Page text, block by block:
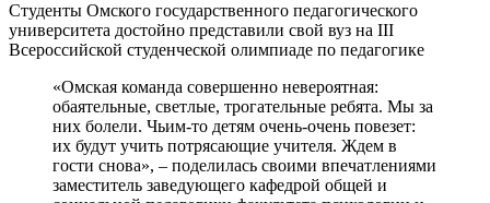
Студенты Омского государственного педагогического
университета достойно представили свой вуз на III
Всероссийской студенческой олимпиаде по педагогике
«Омская команда совершенно невероятная:
обаятельные, светлые, трогательные ребята. Мы за
них болели. Чьим-то детям очень-очень повезет:
их будут учить потрясающие учителя. Ждем в
гости снова», – поделилась своими впечатлениями
заместитель заведующего кафедрой общей и